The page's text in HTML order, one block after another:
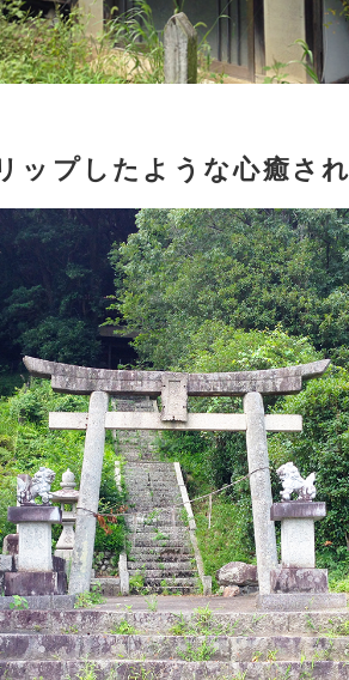
ップしたような心癒さ